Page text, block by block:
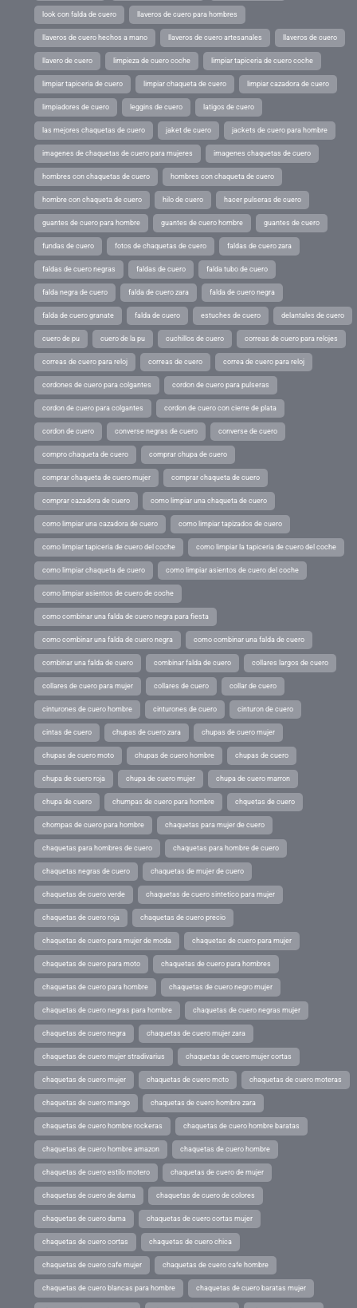
look con falda de cuero llaveros de cuero para hombres
llaveros de cuero hechos a mano llaveros de cuero artesanales llaveros de cuero
llavero de cuero limpieza de cuero coche limpiar tapiceria de cuero coche
limpiar tapiceria de cuero limpiar chaqueta de cuero limpiar cazadora de cuero
limpiadores de cuero leggins de cuero latigos de cuero
las mejores chaquetas de cuero jaket de cuero jackets de cuero para hombre
imagenes de chaquetas de cuero para mujeres imagenes chaquetas de cuero
hombres con chaquetas de cuero hombres con chaqueta de cuero
hombre con chaqueta de cuero hilo de cuero hacer pulseras de cuero
guantes de cuero para hombre guantes de cuero hombre guantes de cuero
fundas de cuero fotos de chaquetas de cuero faldas de cuero zara
faldas de cuero negras faldas de cuero falda tubo de cuero
falda negra de cuero falda de cuero zara falda de cuero negra
falda de cuero granate falda de cuero estuches de cuero delantales de cuero
cuero de pu cuero de la pu cuchillos de cuero correas de cuero para relojes
correas de cuero para reloj correas de cuero correa de cuero para reloj
cordones de cuero para colgantes cordon de cuero para pulseras
cordon de cuero para colgantes cordon de cuero con cierre de plata
cordon de cuero converse negras de cuero converse de cuero
compro chaqueta de cuero comprar chupa de cuero
comprar chaqueta de cuero mujer comprar chaqueta de cuero
comprar cazadora de cuero como limpiar una chaqueta de cuero
como limpiar una cazadora de cuero como limpiar tapizados de cuero
como limpiar tapiceria de cuero del coche como limpiar la tapiceria de cuero del coche
como limpiar chaqueta de cuero como limpiar asientos de cuero del coche
como limpiar asientos de cuero de coche
como combinar una falda de cuero negra para fiesta
como combinar una falda de cuero negra como combinar una falda de cuero
combinar una falda de cuero combinar falda de cuero collares largos de cuero
collares de cuero para mujer collares de cuero collar de cuero
cinturones de cuero hombre cinturones de cuero cinturon de cuero
cintas de cuero chupas de cuero zara chupas de cuero mujer
chupas de cuero moto chupas de cuero hombre chupas de cuero
chupa de cuero roja chupa de cuero mujer chupa de cuero marron
chupa de cuero chumpas de cuero para hombre chquetas de cuero
chompas de cuero para hombre chaquetas para mujer de cuero
chaquetas para hombres de cuero chaquetas para hombre de cuero
chaquetas negras de cuero chaquetas de mujer de cuero
chaquetas de cuero verde chaquetas de cuero sintetico para mujer
chaquetas de cuero roja chaquetas de cuero precio
chaquetas de cuero para mujer de moda chaquetas de cuero para mujer
chaquetas de cuero para moto chaquetas de cuero para hombres
chaquetas de cuero para hombre chaquetas de cuero negro mujer
chaquetas de cuero negras para hombre chaquetas de cuero negras mujer
chaquetas de cuero negra chaquetas de cuero mujer zara
chaquetas de cuero mujer stradivarius chaquetas de cuero mujer cortas
chaquetas de cuero mujer chaquetas de cuero moto chaquetas de cuero moteras
chaquetas de cuero mango chaquetas de cuero hombre zara
chaquetas de cuero hombre rockeras chaquetas de cuero hombre baratas
chaquetas de cuero hombre amazon chaquetas de cuero hombre
chaquetas de cuero estilo motero chaquetas de cuero de mujer
chaquetas de cuero de dama chaquetas de cuero de colores
chaquetas de cuero dama chaquetas de cuero cortas mujer
chaquetas de cuero cortas chaquetas de cuero chica
chaquetas de cuero cafe mujer chaquetas de cuero cafe hombre
chaquetas de cuero blancas para hombre chaquetas de cuero baratas mujer